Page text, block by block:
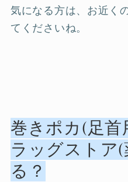
気になる方は、お近く
てくださいね。
巻きポカ(足首
ラッグストア
る？